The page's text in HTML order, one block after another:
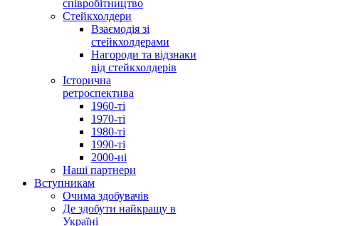
співробітництво
Стейкхолдери
Взаємодія зі
стейкхолдерами
Нагороди та відзнаки
від стейкхолдерів
Історична
ретроспектива
1960-ті
1970-ті
1980-ті
1990-ті
2000-ні
Наші партнери
Вступникам
Очима здобувачів
Де здобути найкращу в
Україні